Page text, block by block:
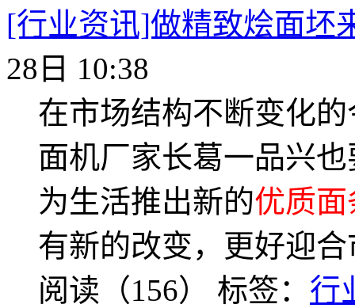
[行业资讯]做精致烩面坯
28日 10:38
在市场结构不断变化
面机厂家长葛一品兴
为生活推出新的优质面
有新的改变，更好迎
阅读（156） 标签： 行